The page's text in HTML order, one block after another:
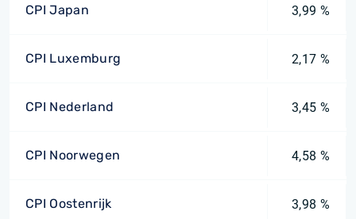
CPI Japan 3,99 %
CPI Luxemburg 2,17 %
CPI Nederland 3,45 %
CPI Noorwegen 4,58 %
CPI Oostenrijk 3,98 %